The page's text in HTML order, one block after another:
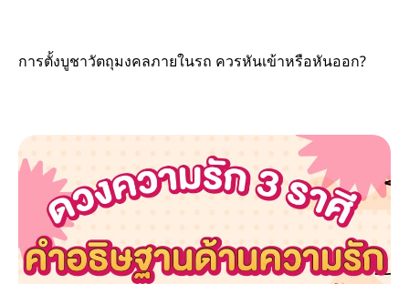
การตั้งบูชาวัตถุมงคลภายในรถ ควรหันเข้าหรือหันออก?